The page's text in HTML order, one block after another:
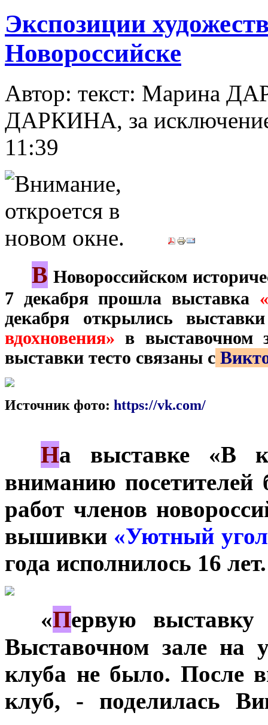
Экспозиции
Новороссийске
Автор: текст: Марина
ДАРКИНА, за
11:39
В Новороссийском
7 декабря прошла выставка
декабря открылись
вдохновения» в выставочном
выставки тесто связаны с
Источник фото: https://vk.com/
На выставке «В
вниманию посетителей
работ членов
вышивки «Уютный
года исполнилось 16 лет.
«Первую
Выставочном зале на
клуба не было. После
клуб, - поделилась